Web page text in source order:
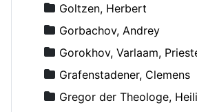
Goltzen, Herbert
Gorbachov, Andrey
Gorokhov, Varlaam,
Grafenstadener, Clemens
Gregor der Theologe,